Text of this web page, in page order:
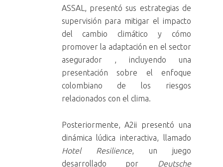
ASSAL, presentó sus estrategias de
supervisión para mitigar el impacto
del cambio climático y cómo
promover la adaptación en el sector
asegurador , incluyendo una
presentación sobre el enfoque
colombiano de los riesgos
relacionados con el clima.
Posteriormente, A2ii presentó una
dinámica lúdica interactiva, llamado
Hotel Resilience, un juego
desarrollado por Deutsche